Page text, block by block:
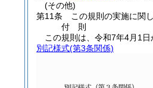
(その他)
第11条
この規則の実施に関
付 則
この規則は、令和7年4月1日
別記様式(第3条関係)